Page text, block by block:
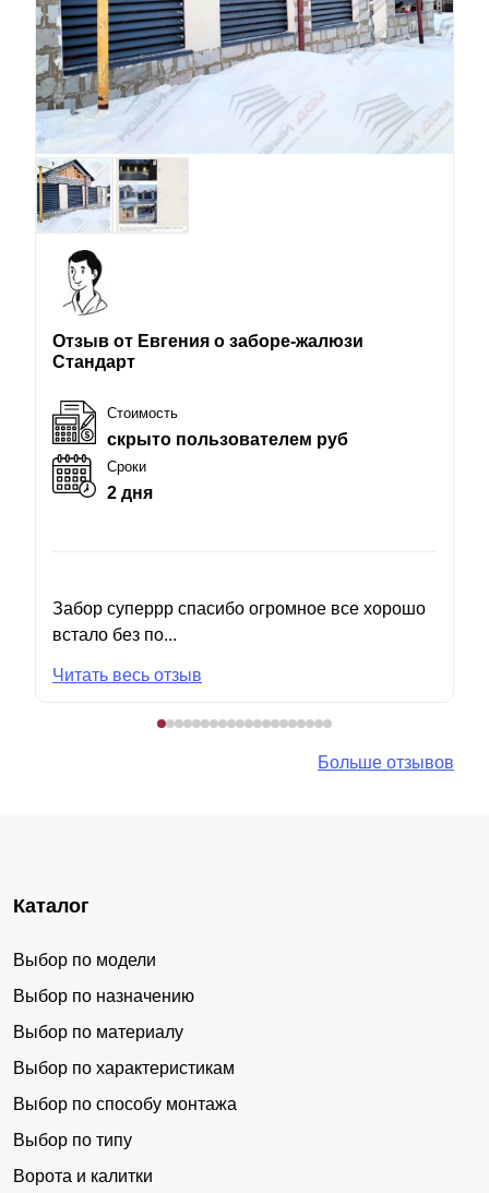
Отзыв от Евгения о заборе-жалюзи
Стандарт
Стоимость
скрыто пользователем руб
Сроки
2 дня
Забор суперрр спасибо огромное все хорошо
встало без по...
Читать весь отзыв
Больше отзывов
Каталог
Выбор по модели
Выбор по назначению
Выбор по материалу
Выбор по характеристикам
Выбор по способу монтажа
Выбор по типу
Ворота и калитки